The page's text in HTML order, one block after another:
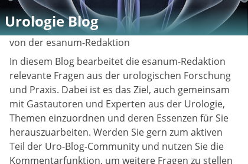
Urologie Blog
von der esanum-Redaktion
In diesem Blog bearbeitet die esanum-Redaktion
relevante Fragen aus der urologischen Forschung
und Praxis. Dabei ist es das Ziel, auch gemeinsam
mit Gastautoren und Experten aus der Urologie,
Themen einzuordnen und deren Essenzen für Sie
herauszuarbeiten. Werden Sie gern zum aktiven
Teil der Uro-Blog-Community und nutzen Sie die
Kommentarfunktion, um weitere Fragen zu stellen